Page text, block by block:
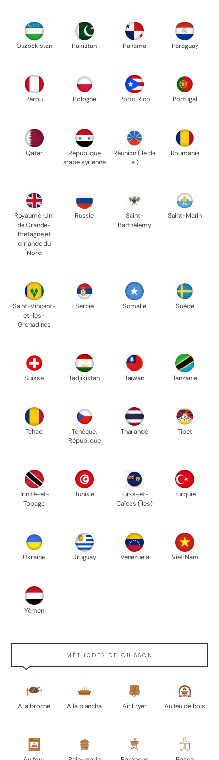
Ouzbékistan Pakistan Panama Paraguay
Pérou Pologne Porto Rico Portugal
Qatar
République
arabe syrienne
Réunion (Île de
la )
Roumanie
Royaume-Uni
de Grande-
Bretagne et
d'Irlande du
Nord
Russie
Saint-
Barthélemy
Saint-Marin
Saint-Vincent-
et-les-
Grenadines
Serbie Somalie Suède
Suisse Tadjikistan Taïwan Tanzanie
Tchad
Tchèque,
République
Thaïlande Tibet
Trinité-et-
Tobago
Tunisie
Turks-et-
Caïcos (Îles)
Turquie
Ukraine Uruguay Venezuela Viet Nam
Yémen
MÉTHODES DE CUISSON
A la broche A la plancha Air Fryer Au feu de bois